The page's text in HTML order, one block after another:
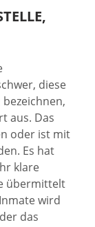
diese
aus. Das
oder ist mit
Es hat
klare
übermittelt
wird
das